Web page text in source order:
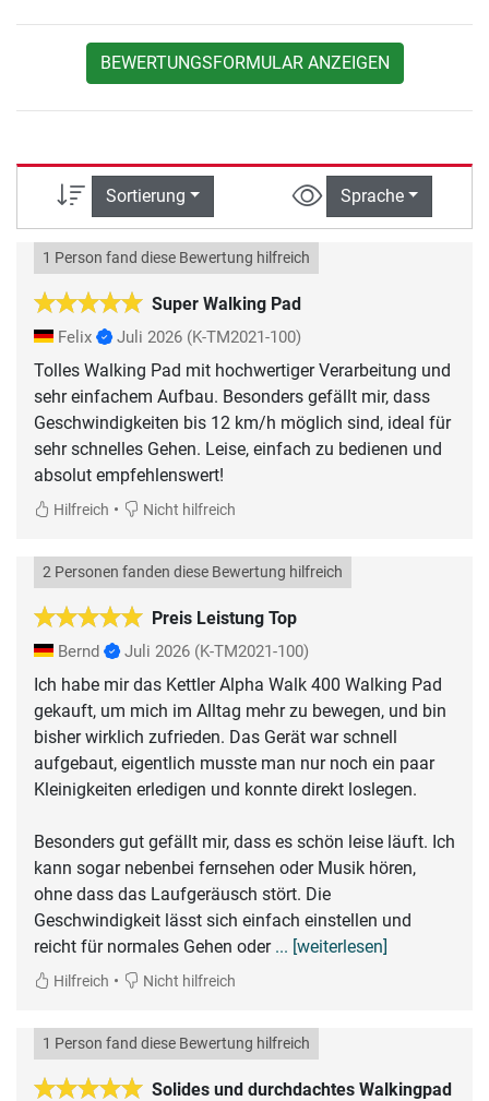
BEWERTUNGSFORMULAR ANZEIGEN
Sortierung Sprache
Super Walking Pad
1 Person fand diese Bewertung hilfreich
Felix Juli 2026 (K-TM2021-100)
Tolles Walking Pad mit hochwertiger Verarbeitung und
sehr einfachem Aufbau. Besonders gefällt mir, dass
Geschwindigkeiten bis 12 km/h möglich sind, ideal für
sehr schnelles Gehen. Leise, einfach zu bedienen und
absolut empfehlenswert!
Hilfreich • Nicht hilfreich
Preis Leistung Top
2 Personen fanden diese Bewertung hilfreich
Bernd Juli 2026 (K-TM2021-100)
Ich habe mir das Kettler Alpha Walk 400 Walking Pad
gekauft, um mich im Alltag mehr zu bewegen, und bin
bisher wirklich zufrieden. Das Gerät war schnell
aufgebaut, eigentlich musste man nur noch ein paar
Kleinigkeiten erledigen und konnte direkt loslegen.
Besonders gut gefällt mir, dass es schön leise läuft. Ich
kann sogar nebenbei fernsehen oder Musik hören,
ohne dass das Laufgeräusch stört. Die
Geschwindigkeit lässt sich einfach einstellen und
reicht für normales Gehen oder ... [weiterlesen]
Hilfreich • Nicht hilfreich
Solides und durchdachtes Walkingpad
1 Person fand diese Bewertung hilfreich